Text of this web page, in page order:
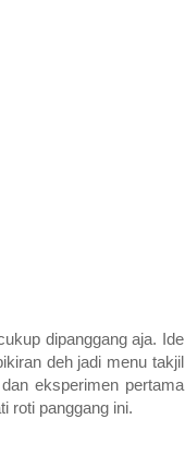
dipanggang aja. Ide
deh jadi menu takjil
eksperimen pertama
roti panggang ini.